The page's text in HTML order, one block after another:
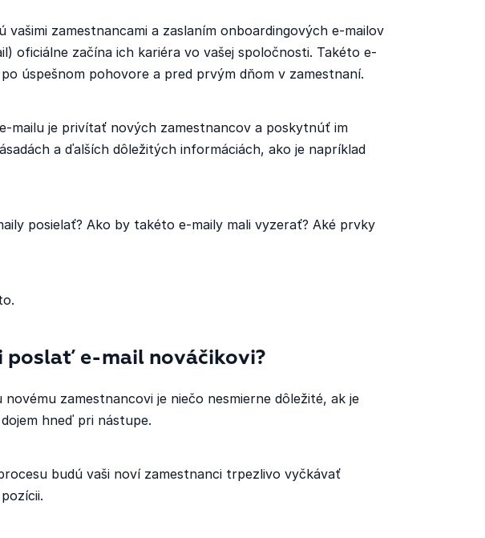
zamestnancami a zaslaním onboardingových e-mailov
oficiálne začína ich kariéra vo vašej spoločnosti. Takéto e-
úspešnom pohovore a pred prvým dňom v zamestnaní.
mailu je privítať nových zamestnancov a poskytnúť im
a ďalších dôležitých informáciách, ako je napríklad
posielať? Ako by takéto e-maily mali vyzerať? Aké prvky
poslať e-mail nováčikovi?
novému zamestnancovi je niečo nesmierne dôležité, ak je
hneď pri nástupe.
budú vaši noví zamestnanci trpezlivo vyčkávať